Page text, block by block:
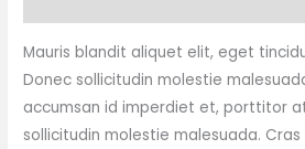
Mauris blandit aliquet elit, eget
Donec sollicitudin molestie
accumsan id imperdiet et, porttitor
sollicitudin molestie malesuada.